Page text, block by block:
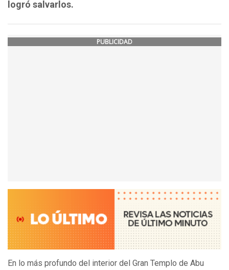
logró salvarlos.
PUBLICIDAD
En lo más profundo del interior del Gran Templo de Abu